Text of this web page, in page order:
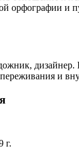
орфографии и
и
г.